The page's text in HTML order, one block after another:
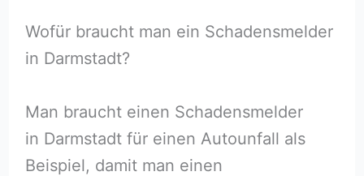
Wofür braucht man ein Schadensmelder
in Darmstadt?
Man braucht einen Schadensmelder
in Darmstadt für einen Autounfall als
Beispiel, damit man einen